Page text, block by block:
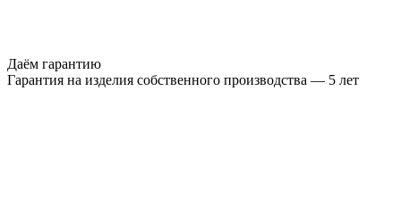
Даём гарантию
Гарантия на изделия собственного производства — 5 лет